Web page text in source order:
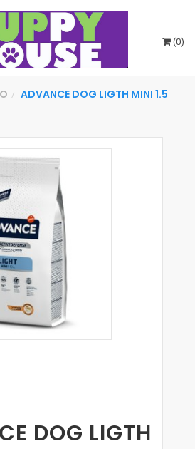
(0)
/
ADVANCE DOG LIGTH MINI 1.5
DOG LIGTH